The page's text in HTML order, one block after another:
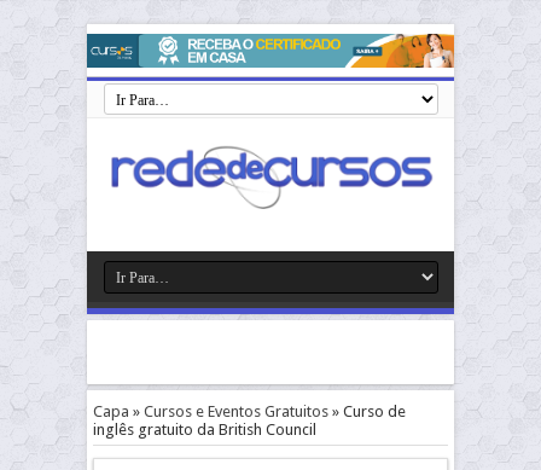
Capa » Cursos e Eventos Gratuitos » Curso de
inglês gratuito da British Council